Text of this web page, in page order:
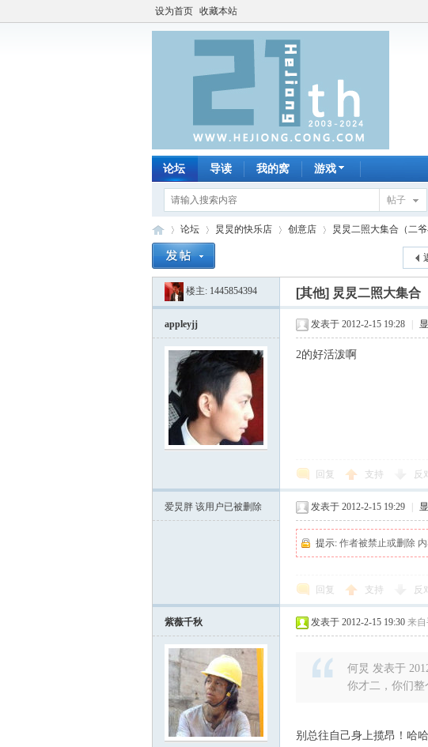
设为首页 收藏本站
论坛 导读 我的窝 游戏
帖子
»
论坛
›
炅炅的快乐店 创意店
›
炅炅二照大集合（二爷
楼主: 1445854394 [其他] 炅炅二照大集合
appleyjj 发表于 2012-2-15 19:28
2的好活泼啊
回复 支持 反
爱炅胖 该用户已被删除 发表于 2012-2-15 19:29
提示: 作者被禁止或删除
回复 支持 反
紫薇千秋 发表于 2012-2-15 19:30 来
何炅 发表于
你才二，你们整
别总往自己身上揽昂！哈